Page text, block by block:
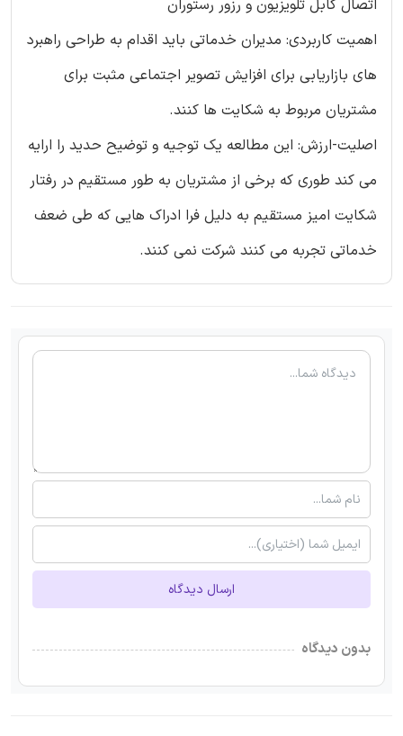
اتصال کابل تلویزیون و رزور رستوران
اهمیت کاربردی: مدیران خدماتی باید اقدام به طراحی راهبرد
های بازاریابی برای افزایش تصویر اجتماعی مثبت برای
مشتریان مربوط به شکایت ها کنند.
اصلیت-ارزش: این مطالعه یک توجیه و توضیح حدید را ارایه
می کند طوری که برخی از مشتریان به طور مستقیم در رفتار
شکایت امیز مستقیم به دلیل فرا ادراک هایی که طی ضعف
خدماتی تجربه می کنند شرکت نمی کنند.
ارسال دیدگاه
بدون دیدگاه